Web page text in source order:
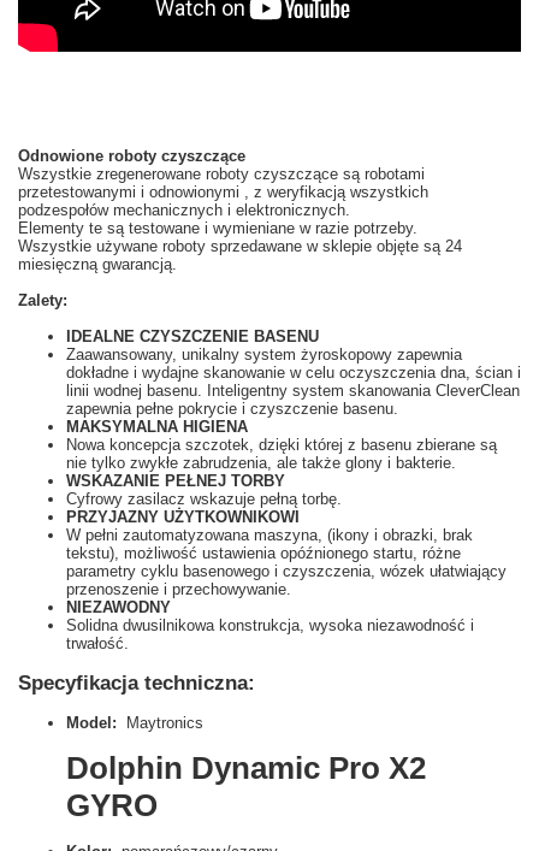
Odnowione roboty czyszczące
Wszystkie zregenerowane roboty czyszczące są robotami
przetestowanymi i odnowionymi , z weryfikacją wszystkich
podzespołów mechanicznych i elektronicznych.
Elementy te są testowane i wymieniane w razie potrzeby.
Wszystkie używane roboty sprzedawane w sklepie objęte są 24
miesięczną gwarancją.
Zalety:
IDEALNE CZYSZCZENIE BASENU
Zaawansowany, unikalny system żyroskopowy zapewnia
dokładne i wydajne skanowanie w celu oczyszczenia dna, ścian i
linii wodnej basenu. Inteligentny system skanowania CleverClean
zapewnia pełne pokrycie i czyszczenie basenu.
MAKSYMALNA HIGIENA
Nowa koncepcja szczotek, dzięki której z basenu zbierane są
nie tylko zwykłe zabrudzenia, ale także glony i bakterie.
WSKAZANIE PEŁNEJ TORBY
Cyfrowy zasilacz wskazuje pełną torbę.
PRZYJAZNY UŻYTKOWNIKOWI
W pełni zautomatyzowana maszyna, (ikony i obrazki, brak
tekstu), możliwość ustawienia opóźnionego startu, różne
parametry cyklu basenowego i czyszczenia, wózek ułatwiający
przenoszenie i przechowywanie.
NIEZAWODNY
Solidna dwusilnikowa konstrukcja, wysoka niezawodność i
trwałość.
Specyfikacja techniczna:
Model: Maytronics
Dolphin Dynamic Pro X2
GYRO